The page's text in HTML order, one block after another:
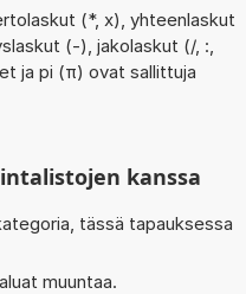
(*, x), yhteenlaskut
(-), jakolaskut (/, :,
ja pi (π) ovat sallittuja
kanssa
tässä tapauksessa
muuntaa.